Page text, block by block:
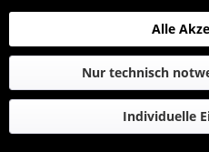
Individuelle
Nur technisch
Alle